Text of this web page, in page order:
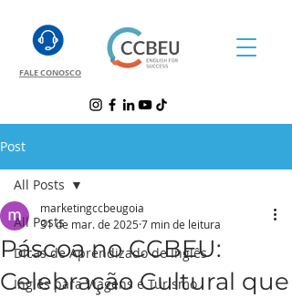
FALE CONOSCO
Post
All Posts
Dicas de Aprendizado de Inglês
Inglês para Viagens e Turismo
All Posts
Páscoa no CCBEU:
Celebração Cultural que
marketingccbeugoia
31 de mar. de 2025 7 min de leitura